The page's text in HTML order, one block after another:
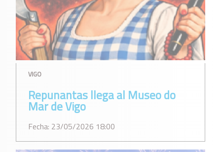
VIGO
Repunantas llega al Museo do
Mar de Vigo
Fecha: 23/05/2026 18:00